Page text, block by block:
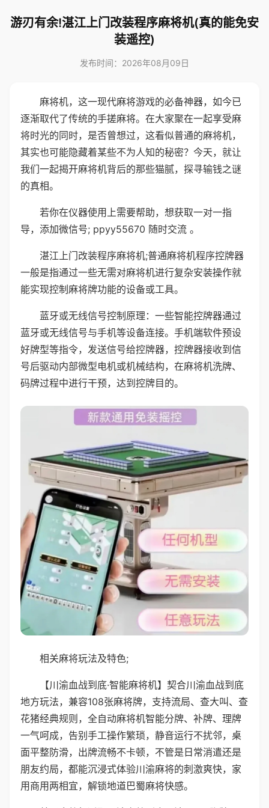
游刃有余!湛江上门改装程序麻将机(真的能免安
装遥控)
发布时间：2026年08月09日
麻将机，这一现代麻将游戏的必备神器，如今已
逐渐取代了传统的手搓麻将。在大家聚在一起享受麻
将时光的同时，是否曾想过，这看似普通的麻将机，
其实也可能隐藏着某些不为人知的秘密？今天，就让
我们一起揭开麻将机背后的那些猫腻，探寻输钱之谜
的真相。
若你在仪器使用上需要帮助，想获取一对一指
导，添加微信号; ppyy55670 随时交流 。
湛江上门改装程序麻将机;普通麻将机程序控牌器
一般是指通过一些无需对麻将机进行复杂安装操作就
能实现控制麻将牌功能的设备或工具。
蓝牙或无线信号控制原理：一些智能控牌器通过
蓝牙或无线信号与手机等设备连接。手机端软件预设
好牌型等指令，发送信号给控牌器，控牌器接收到信
号后驱动内部微型电机或机械结构，在麻将机洗牌、
码牌过程中进行干预，达到控牌目的。
相关麻将玩法及特色;
【川渝血战到底·智能麻将机】契合川渝血战到底
地方玩法，兼容108张麻将牌，支持流局、查大叫、查
花猪经典规则，全自动麻将机智能分牌、补牌、理牌
一气呵成，告别手工操作繁琐，静音运行不扰邻，桌
面平整防滑，出牌流畅不卡顿，不管是日常消遣还是
朋友约局，都能沉浸式体验川渝麻将的刺激爽快，家
用商用两相宜，解锁地道巴蜀麻将快感。